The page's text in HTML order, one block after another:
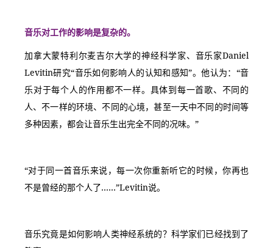
音乐对工作的影响是复杂的。
加拿大蒙特利尔麦吉尔大学的神经科学家、音乐家Daniel
Levitin研究“音乐如何影响人的认知和感知”。他认为：“音
乐对于每个人的作用都不一样。具体到每一首歌、不同的
人、不一样的环境、不同的心境，甚至一天中不同的时间等
多种因素，都会让音乐生出完全不同的况味。”
“对于同一首音乐来说，每一次你重新听它的时候，你再也
不是曾经的那个人了……”Levitin说。
音乐究竟是如何影响人类神经系统的？科学家们已经找到了